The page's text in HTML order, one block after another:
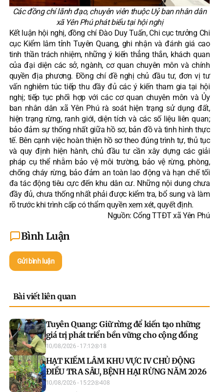
Các đồng chí lãnh đạo, chuyên viên thuộc Uỷ ban nhân dân
xã Yên Phú phát biểu tại hội nghị
Kết luận hội nghị, đồng chí Đào Duy Tuấn, Chi cục trưởng Chi
cục Kiểm lâm tỉnh Tuyên Quang, ghi nhận và đánh giá cao
tinh thần trách nhiệm, những ý kiến thẳng thắn, khách quan
của đại diện các sở, ngành, cơ quan chuyên môn và chính
quyền địa phương. Đồng chí đề nghị chủ đầu tư, đơn vị tư
vấn nghiêm túc tiếp thu đầy đủ các ý kiến tham gia tại hội
nghị; tiếp tục phối hợp với các cơ quan chuyên môn và Ủy
ban nhân dân xã Yên Phú rà soát hiện trạng sử dụng đất,
hiện trạng rừng, ranh giới, diện tích và các số liệu liên quan;
bảo đảm sự thống nhất giữa hồ sơ, bản đồ và tình hình thực
tế. Bên cạnh việc hoàn thiện hồ sơ theo đúng trình tự, thủ tục
và quy định hiện hành, chủ đầu tư cần xây dựng các giải
pháp cụ thể nhằm bảo vệ môi trường, bảo vệ rừng, phòng,
chống cháy rừng, bảo đảm an toàn lao động và hạn chế tối
đa tác động tiêu cực đến khu dân cư. Những nội dung chưa
đầy đủ, chưa thống nhất phải được kiểm tra, bổ sung và làm
rõ trước khi trình cấp có thẩm quyền xem xét, quyết định.
Nguồn: Cổng TTĐT xã Yên Phú
Bình Luận
Gửi bình luận
Bài viết liên quan
Tuyên Quang: Giữ rừng để kiến tạo những
giá trị phát triển bền vững cho cộng đồng
10/08/2026 - 17:12 18
HẠT KIỂM LÂM KHU VỰC IV CHỦ ĐỘNG
ĐIỀU TRA SÂU, BỆNH HẠI RỪNG NĂM 2026
10/08/2026 - 15:22 408